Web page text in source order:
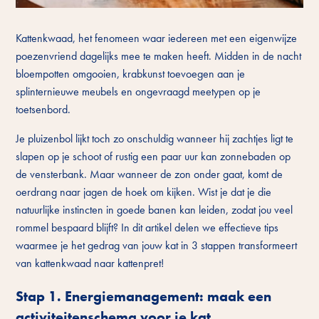
Kattenkwaad, het fenomeen waar iedereen met een eigenwijze
poezenvriend dagelijks mee te maken heeft. Midden in de nacht
bloempotten omgooien, krabkunst toevoegen aan je
splinternieuwe meubels en ongevraagd meetypen op je
toetsenbord.
Je pluizenbol lijkt toch zo onschuldig wanneer hij zachtjes ligt te
slapen op je schoot of rustig een paar uur kan zonnebaden op
de vensterbank. Maar wanneer de zon onder gaat, komt de
oerdrang naar jagen de hoek om kijken. Wist je dat je die
natuurlijke instincten in goede banen kan leiden, zodat jou veel
rommel bespaard blijft? In dit artikel delen we effectieve tips
waarmee je het gedrag van jouw kat in 3 stappen transformeert
van kattenkwaad naar kattenpret!
Stap 1. Energiemanagement: maak een